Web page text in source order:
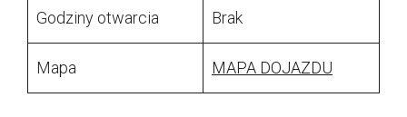
Godziny otwarcia Brak
Mapa MAPA DOJAZDU